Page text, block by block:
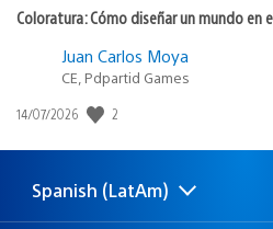
Coloratura: Cómo diseñar un mundo en
Juan Carlos Moya
CE, Pdpartid Games
Fecha
publicación:
14/07/2026 2
Elige
una
Región
actual:
Spanish (LatAm)